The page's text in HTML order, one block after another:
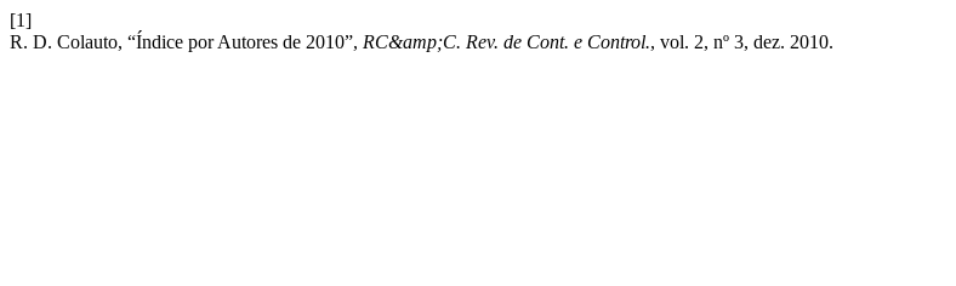
[1]
R. D. Colauto, “Índice por Autores de 2010”, RC&amp;C. Rev. de Cont. e Control., vol. 2, nº 3, dez. 2010.